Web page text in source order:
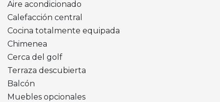
Aire acondicionado
Calefacción central
Cocina totalmente equipada
Chimenea
Cerca del golf
Terraza descubierta
Balcón
Muebles opcionales